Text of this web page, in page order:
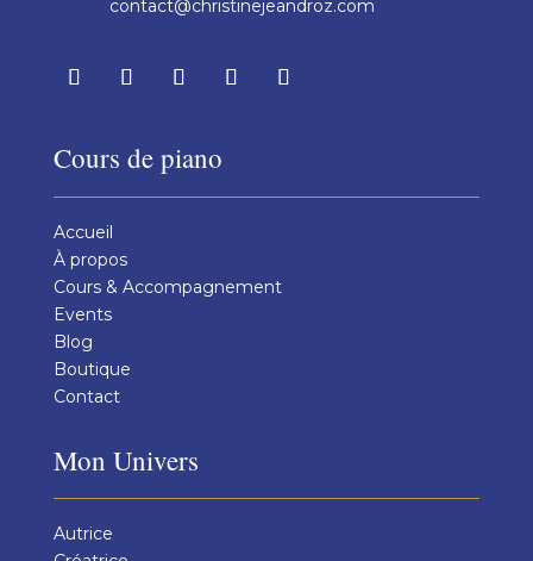
contact@christinejeandroz.com
Cours de piano
Accueil
À propos
Cours & Accompagnement
Events
Blog
Boutique
Contact
Mon Univers
Autrice